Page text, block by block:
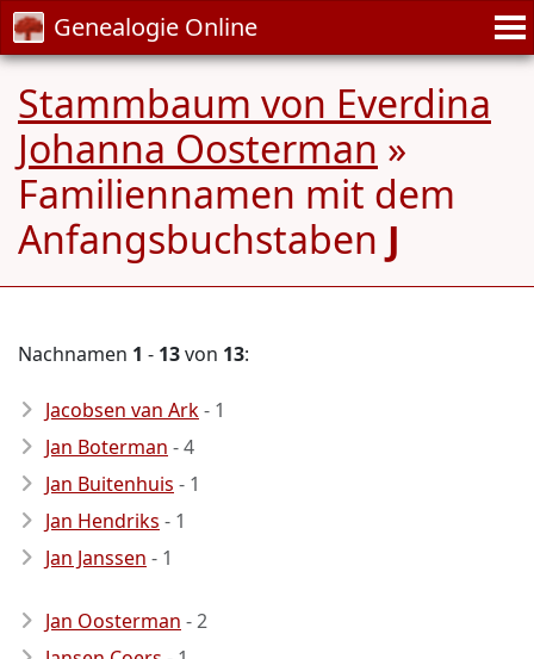
Genealogie Online
Stammbaum von Everdina
Johanna Oosterman »
Familiennamen mit dem
Anfangsbuchstaben J
Nachnamen 1 - 13von 13:
Jacobsen van Ark- 1
Jan Boterman - 4
Jan Buitenhuis - 1
Jan Hendriks - 1
Jan Janssen - 1
Jan Oosterman - 2